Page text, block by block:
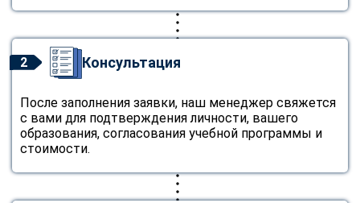
2 Консультация
После заполнения заявки, наш менеджер свяжется
с вами для подтверждения личности, вашего
образования, согласования учебной программы и
стоимости.